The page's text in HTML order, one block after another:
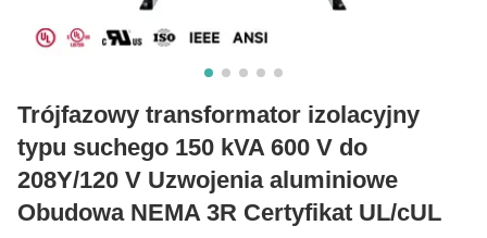
Trójfazowy transformator izolacyjny
typu suchego 150 kVA 600 V do
208Y/120 V Uzwojenia aluminiowe
Obudowa NEMA 3R Certyfikat UL/cUL